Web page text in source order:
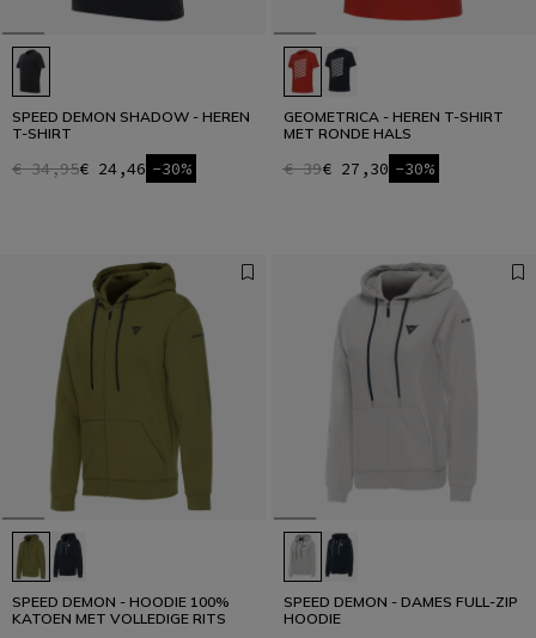
SPEED DEMON SHADOW - HEREN
T-SHIRT
€ 34,95€ 24,46 -30%
GEOMETRICA - HEREN T-SHIRT
MET RONDE HALS
€ 39€ 27,30 -30%
SPEED DEMON - HOODIE 100%
KATOEN MET VOLLEDIGE RITS
SPEED DEMON - DAMES FULL-ZIP
HOODIE